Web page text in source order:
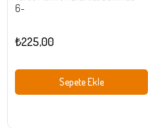
6-
₺225,00
Sepete Ekle